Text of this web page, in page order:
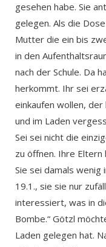
gesehen habe. Sie
gelegen. Als die
Mutter die ein bis
in den
nach der Schule. Da
herkommt. Ihr sei
einkaufen wollen,
und im Laden
Sei sei nicht die
zu öffnen. Ihre
Sie sei damals wenig
19.1., sie sie nur
interessiert, was in
Bombe.“ Götzl
Laden gelegen hat.